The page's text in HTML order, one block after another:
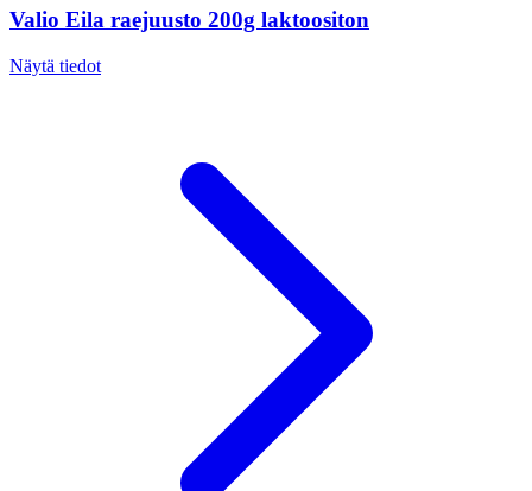
Valio Eila raejuusto 200g laktoositon
Näytä tiedot